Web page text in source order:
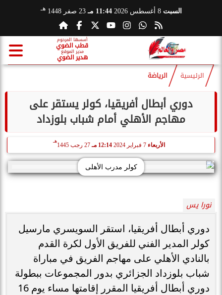
السبت 8 أغسطس 2026 11:44 مـ 23 صفر 1448 هـ
أسسها المرحوم
قطب الضوي
مدير الموقع
هدير الضوي
الرئيسية الرياضة
دوري أبطال أفريقيا، كولر يستقر على
مهاجم الأهلي أمام شباب بلوزداد
الأربعاء 12:14 مـ 27 رجب 1445
هـ
كولر مدرب الأهلى
نورا يس
دوري أبطال أفريقيا، استقر السويسري مارسيل
كولر المدير الفني للفريق الأول لكرة القدم
بالنادي الأهلي على مهاجم الفريق في مباراة
شباب بلوزداد الجزائري بدور المجموعات ببطولة
دوري أبطال أفريقيا المقرر إقامتها مساء يوم 16